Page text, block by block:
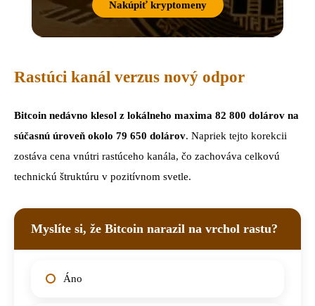
Nakúpiť kryptomeny
Rastúci kanál verzus nový odpor
Bitcoin nedávno klesol z lokálneho maxima 82 800 dolárov na
súčasnú úroveň okolo 79 650 dolárov. Napriek tejto korekcii
zostáva cena vnútri rastúceho kanála, čo zachováva celkovú
technickú štruktúru v pozitívnom svetle.
Myslíte si, že Bitcoin narazil na vrchol rastu?
Áno